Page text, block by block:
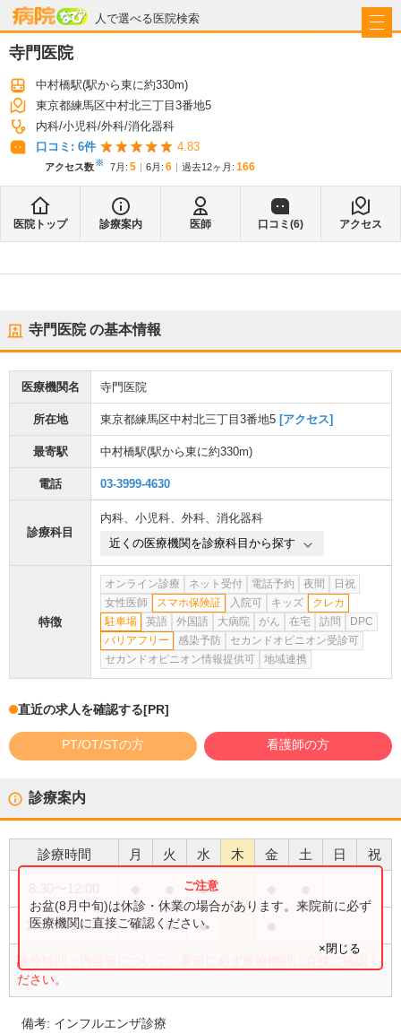
人で選べる医院検索
病院なび
寺門医院
中村橋駅(駅から東に約330m)
東京都練馬区中村北三丁目3番地5
内科 小児科 外科 消化器科
口コミ: 6件 4.83
アクセス数※ 7月 : 5 6月 : 6 過去12ヶ月: 166
医院トップ 診療案内 医師 口コミ(6) アクセス
寺門医院の基本情報
医療機関名 寺門医院
所在地 東京都練馬区中村北三丁目3番地5 [アクセス]
最寄駅 中村橋駅(駅から東に約330m)
電話 03-3999-4630
診療科目
内科、 小児科、 外科、 消化器科
近くの医療機関を診療科目から探す
特徴
オンライン診療 ネット受付 電話予約 夜間
日祝
女性医師
スマホ保険証 入院可 キッズ
クレカ
駐車場
英語 外国語 大病院 がん 在宅 訪問
DPC
バリアフリー
感染予防
セカンドオピニオン受診可
セカンドオピニオン情報提供可
地域連携
直近の求人を確認する[PR]
PT/OT/STの方 看護師の方
診療案内
診療時間 月 火 水 木 金 土 日 祝
●
15:00〜18:00 ● ● ●
診療時間・内容等について、事前に必ず医療機関に直接ご確認く
ださい。
お盆(8月中旬)は休診・休業の場合があります。来院前に必ず
医療機関に直接ご確認ください。
×閉じる
備考: インフルエンザ診療